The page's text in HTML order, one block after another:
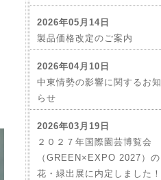
2026年05月14日
製品価格改定のご案内
2026年04月10日
中東情勢の影響に関するお知
らせ
2026年03月19日
２０２７年国際園芸博覧会
（GREEN×EXPO 2027）の
花・緑出展に内定しました！